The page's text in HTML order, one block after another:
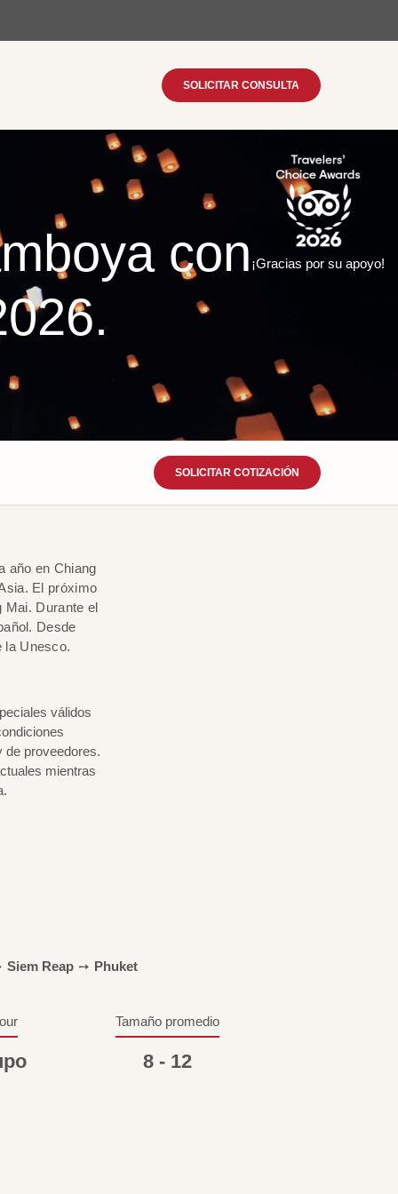
SOLICITAR CONSULTA
con ¡Gracias por su apoyo!
SOLICITAR COTIZACIÓN
año en Chiang
El próximo
Mai. Durante el
Desde
la Unesco.
válidos
de proveedores.
mientras
Siem Reap ➙ Phuket
Tamaño promedio
8 - 12